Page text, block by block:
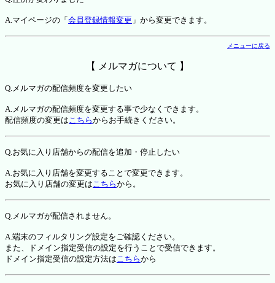
A.マイページの「 会員登録情報変更 」から変更できます。
メニューに戻る
【 メルマガについて 】
Q.メルマガの配信頻度を変更したい
A.メルマガの配信頻度を変更する事で少なくできます。
配信頻度の変更はこちらからお手続きください。
Q.お気に入り店舗からの配信を追加・停止したい
A.お気に入り店舗を変更することで変更できます。
お気に入り店舗の変更はこちらから。
Q.メルマガが配信されません。
A.端末のフィルタリング設定をご確認ください。
また、ドメイン指定受信の設定を行うことで受信できます。
ドメイン指定受信の設定方法はこちらから